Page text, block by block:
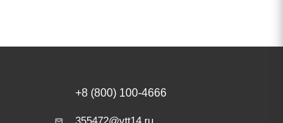
+8 (800) 100-4666
355472@vtt14.ru